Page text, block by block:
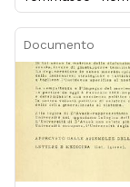
Documento